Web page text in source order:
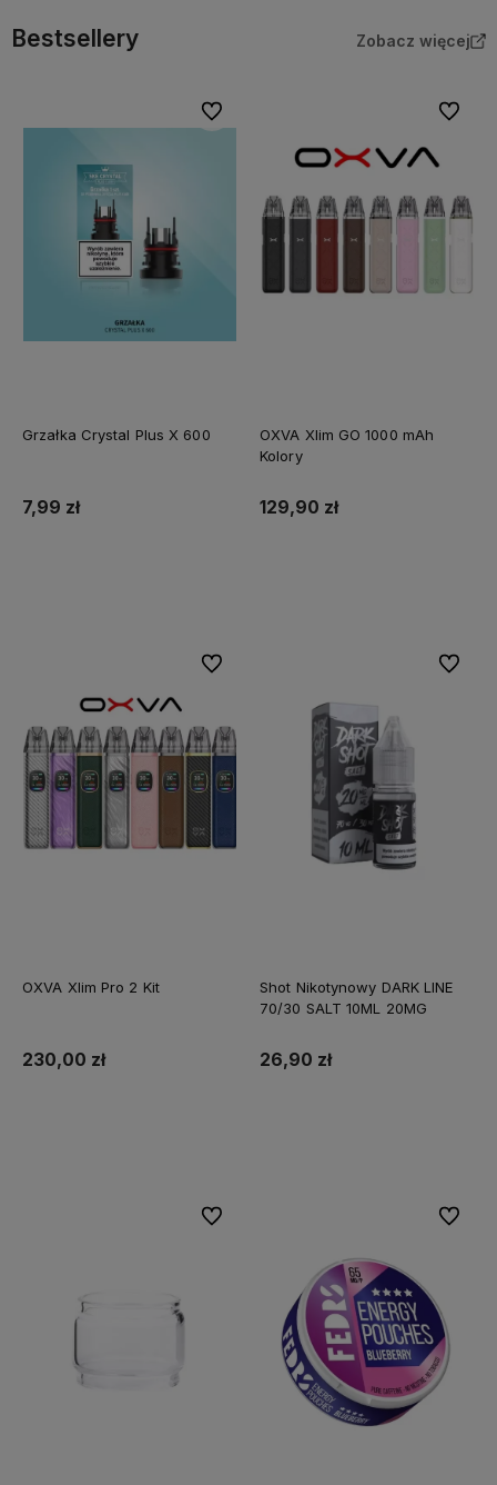
Bestsellery Zobacz więcej
Grzałka Crystal Plus X 600
7,99 zł
Do ulubionych
OXVA Xlim GO 1000 mAh
Kolory
129,90 zł
Do
OXVA Xlim Pro 2 Kit
230,00 zł
Do ulubionych
Shot Nikotynowy DARK LINE
70/30 SALT 10ML 20MG
26,90 zł
Do
Do ulubionych Do